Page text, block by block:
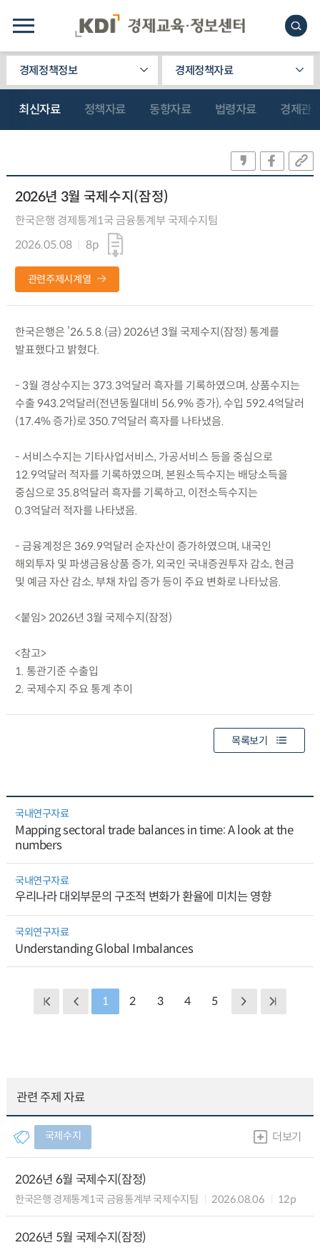
경제정책정보 경제정책자료
최신자료 정책자료 동향자료 법령자료 경제관
2026년 3월 국제수지(잠정)
한국은행 경제통계1국 금융통계부 국제수지팀
2026.05.08
8p
관련주제시계열
한국은행은 ’26.5.8.(금) 2026년 3월 국제수지(잠정) 통계를
발표했다고 밝혔다.
- 3월 경상수지는 373.3억달러 흑자를 기록하였으며, 상품수지는
수출 943.2억달러(전년동월대비 56.9% 증가), 수입 592.4억달러
(17.4% 증가)로 350.7억달러 흑자를 나타냈음.
- 서비스수지는 기타사업서비스, 가공서비스 등을 중심으로
12.9억달러 적자를 기록하였으며, 본원소득수지는 배당소득을
중심으로 35.8억달러 흑자를 기록하고, 이전소득수지는
0.3억달러 적자를 나타냈음.
- 금융계정은 369.9억달러 순자산이 증가하였으며, 내국인
해외투자 및 파생금융상품 증가, 외국인 국내증권투자 감소, 현금
및 예금 자산 감소, 부채 차입 증가 등이 주요 변화로 나타났음.
<붙임> 2026년 3월 국제수지(잠정)
<참고>
1. 통관기준 수출입
2. 국제수지 주요 통계 추이
목록보기
국내연구자료
Mapping sectoral trade balances in time: A look at the
numbers
국내연구자료
우리나라 대외부문의 구조적 변화가 환율에 미치는 영향
국외연구자료
Understanding Global Imbalances
1 2 3 4 5
관련 주제 자료
국제수지 더보기
2026년 6월 국제수지(잠정)
한국은행 경제통계1국 금융통계부 국제수지팀 2026.08.06 12p
2026년 5월 국제수지(잠정)